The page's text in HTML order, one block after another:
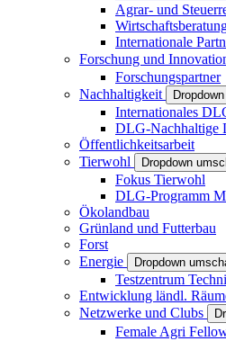
Agrar- und
Internationale
Forschung und
Forschungspartner
Nachhaltigkeit
Internationales
DLG-Nachhaltige
Öffentlichkeitsarbeit
Tierwohl
Dropdown
Fokus Tierwohl
DLG-Programm
Ökolandbau
Grünland und Futterbau
Forst
Energie
Dropdown
Testzentrum
Entwicklung ländl.
Netzwerke und Clubs
Female Agri